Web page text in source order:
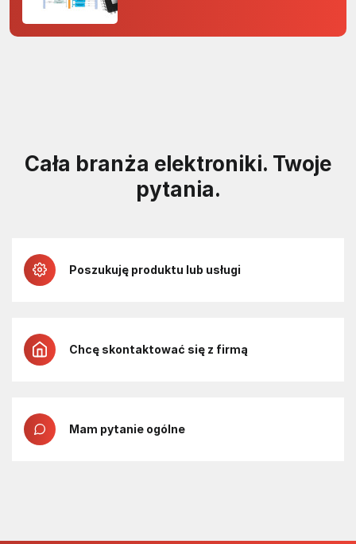
projektach 5 V
Cała branża elektroniki. Twoje
pytania.
Poszukuję produktu lub usługi
Chcę skontaktować się z firmą
Mam pytanie ogólne